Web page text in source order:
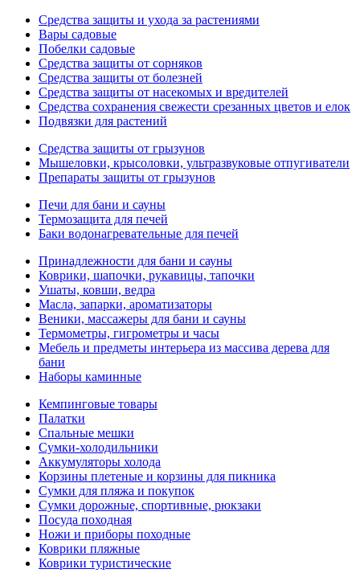
Средства защиты и ухода за растениями
Вары садовые
Побелки садовые
Средства защиты от сорняков
Средства защиты от болезней
Средства защиты от насекомых и вредителей
Средства сохранения свежести срезанных цветов и елок
Подвязки для растений
Средства защиты от грызунов
Мышеловки, крысоловки, ультразвуковые отпугиватели
Препараты защиты от грызунов
Печи для бани и сауны
Термозащита для печей
Баки водонагревательные для печей
Принадлежности для бани и сауны
Коврики, шапочки, рукавицы, тапочки
Ушаты, ковши, ведра
Масла, запарки, ароматизаторы
Веники, массажеры для бани и сауны
Термометры, гигрометры и часы
Мебель и предметы интерьера из массива дерева для
бани
Наборы каминные
Кемпинговые товары
Палатки
Спальные мешки
Сумки-холодильники
Аккумуляторы холода
Корзины плетеные и корзины для пикника
Сумки для пляжа и покупок
Сумки дорожные, спортивные, рюкзаки
Посуда походная
Ножи и приборы походные
Коврики пляжные
Коврики туристические